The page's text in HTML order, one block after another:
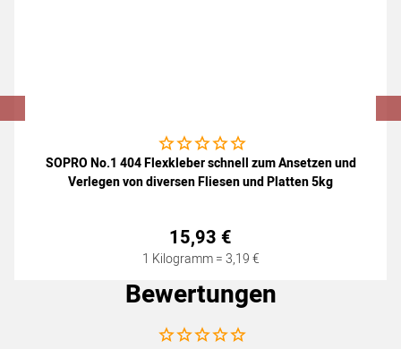
Noch keine Bewertungen abgegeben
SOPRO No.1 404 Flexkleber schnell zum Ansetzen und
Verlegen von diversen Fliesen und Platten 5kg
15,93 €
1 Kilogramm =3,19€
Bewertungen
Noch keine Bewertungen abgegeben